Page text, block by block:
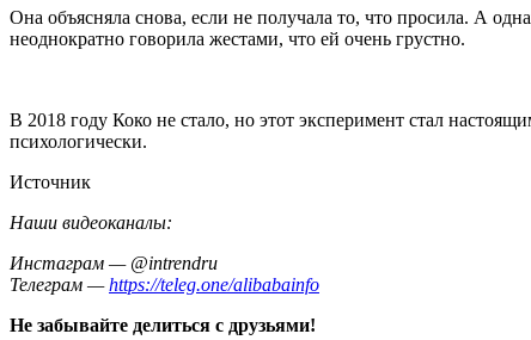
Она объясняла снова, если не получала то, что просила. А
неоднократно говорила жестами, что ей очень грустно.
В 2018 году Коко не стало, но этот эксперимент стал
психологически.
Источник
Наши видеоканалы:
Инстаграм — @intrendru
Телеграм —https://teleg.one/alibabainfo
Не забывайте делиться с друзьями!